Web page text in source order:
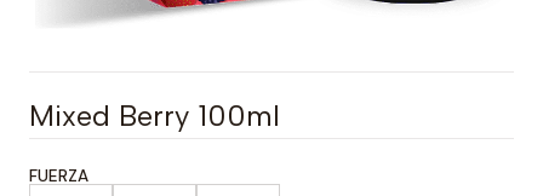
Mixed Berry 100ml
FUERZA